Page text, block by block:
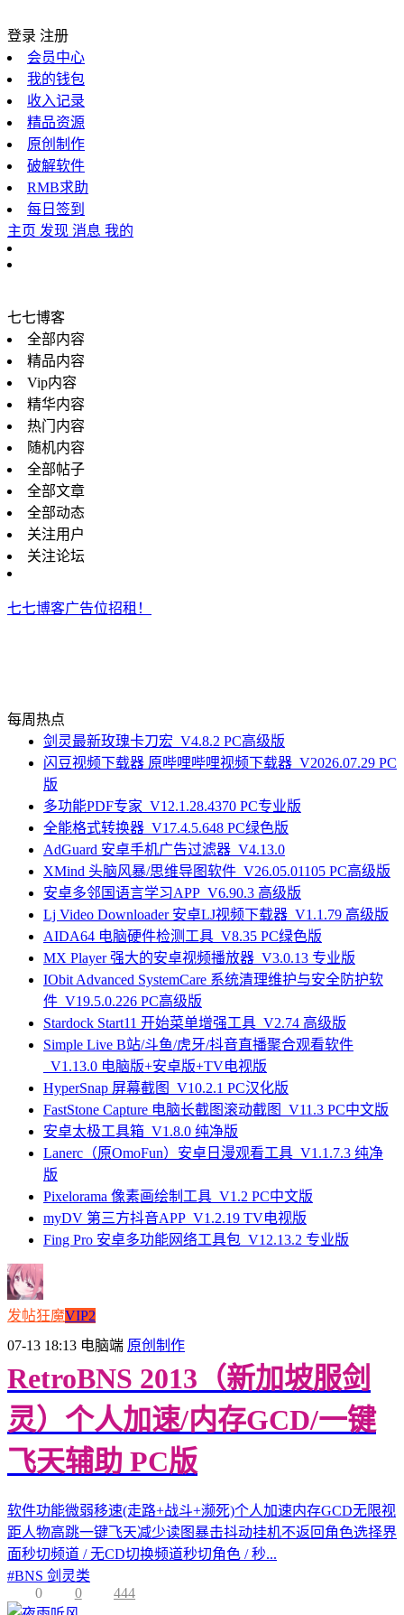
登录 注册
会员中心
我的钱包
收入记录
精品资源
原创制作
破解软件
RMB求助
每日签到
主页 发现 消息 我的
七七博客
全部内容
精品内容
Vip内容
精华内容
热门内容
随机内容
全部帖子
全部文章
全部动态
关注用户
关注论坛
七七博客广告位招租！
每周热点
剑灵最新玫瑰卡刀宏_V4.8.2 PC高级版
闪豆视频下载器 原哔哩哔哩视频下载器_V2026.07.29 PC
版
多功能PDF专家_V12.1.28.4370 PC专业版
全能格式转换器_V17.4.5.648 PC绿色版
AdGuard 安卓手机广告过滤器_V4.13.0
XMind 头脑风暴/思维导图软件_V26.05.01105 PC高级版
安卓多邻国语言学习APP_V6.90.3 高级版
Lj Video Downloader 安卓LJ视频下载器_V1.1.79 高级版
AIDA64 电脑硬件检测工具_V8.35 PC绿色版
MX Player 强大的安卓视频播放器_V3.0.13 专业版
IObit Advanced SystemCare 系统清理维护与安全防护软
件_V19.5.0.226 PC高级版
Stardock Start11 开始菜单增强工具_V2.74 高级版
Simple Live B站/斗鱼/虎牙/抖音直播聚合观看软件
_V1.13.0 电脑版+安卓版+TV电视版
HyperSnap 屏幕截图_V10.2.1 PC汉化版
FastStone Capture 电脑长截图滚动截图_V11.3 PC中文版
安卓太极工具箱_V1.8.0 纯净版
Lanerc（原OmoFun）安卓日漫观看工具_V1.1.7.3 纯净
版
Pixelorama 像素画绘制工具_V1.2 PC中文版
myDV 第三方抖音APP_V1.2.19 TV电视版
Fing Pro 安卓多功能网络工具包_V12.13.2 专业版
发帖狂魔VIP2
07-13 18:13 电脑端 原创制作
RetroBNS 2013（新加坡服剑
灵）个人加速/内存GCD/一键
飞天辅助 PC版
软件功能微弱移速(走路+战斗+濒死)个人加速内存GCD无限视
距人物高跳一键飞天减少读图暴击抖动挂机不返回角色选择界
面秒切频道 / 无CD切换频道秒切角色 / 秒...
#BNS 剑灵类
0
0 444